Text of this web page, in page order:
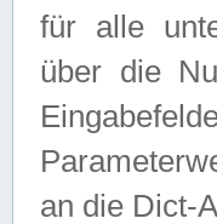
für alle
über die
an die Dict-